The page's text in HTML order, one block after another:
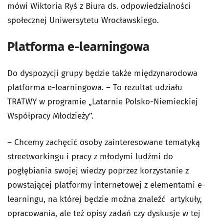
mówi Wiktoria Ryś z Biura ds. odpowiedzialności
społecznej Uniwersytetu Wrocławskiego.
Platforma e-learningowa
Do dyspozycji grupy będzie także międzynarodowa
platforma e-learningowa. – To rezultat udziału
TRATWY w programie „Latarnie Polsko-Niemieckiej
Współpracy Młodzieży”.
– Chcemy zachęcić osoby zainteresowane tematyką
streetworkingu i pracy z młodymi ludźmi do
pogłębiania swojej wiedzy poprzez korzystanie z
powstającej platformy internetowej z elementami e-
learningu, na której będzie można znaleźć artykuły,
opracowania, ale też opisy zadań czy dyskusje w tej